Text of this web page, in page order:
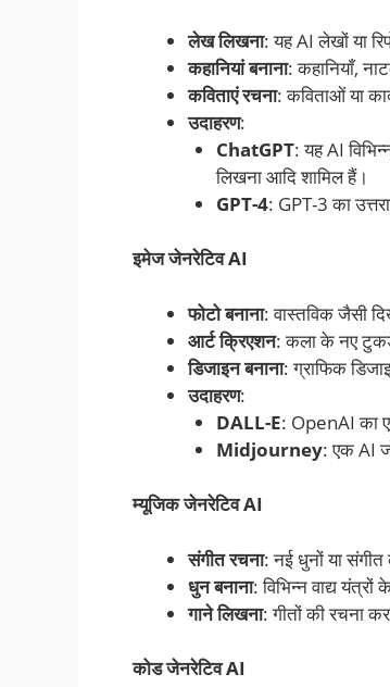
लेख लिखना: यह AI लेखों या
कहानियां बनाना: कहानियाँ,
कविताएं रचना: कविताओं या
उदाहरण:
ChatGPT: यह AI
लिखना आदि शामिल हैं।
GPT-4: GPT-3 का
इमेज जेनरेटिव AI
फोटो बनाना: वास्तविक जैसी
आर्ट क्रिएशन: कला के नए
डिजाइन बनाना: ग्राफिक
उदाहरण:
DALL-E: OpenAI का
Midjourney: एक AI
म्यूजिक जेनरेटिव AI
संगीत रचना: नई धुनों या संगीत
धुन बनाना: विभिन्न वाद्य
गाने लिखना: गीतों की रचना
कोड जेनरेटिव AI